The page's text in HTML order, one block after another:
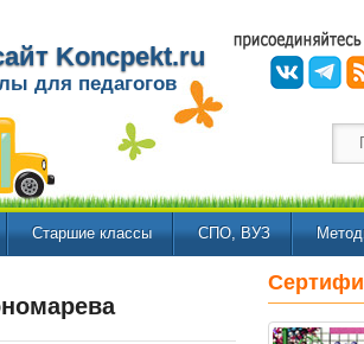
Koncpekt.ru
для педагогов
Старшие классы СПО, ВУЗ